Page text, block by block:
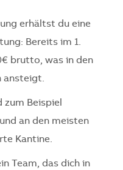
erhältst du eine
Bereits im 1.
brutto, was in den
ansteigt.
Beispiel
an den meisten
Kantine.
Team, das dich in